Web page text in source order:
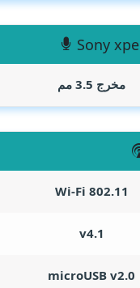
Sony
مخرج 3.5 مم
Wi-Fi 802.11
v4.1
microUSB v2.0